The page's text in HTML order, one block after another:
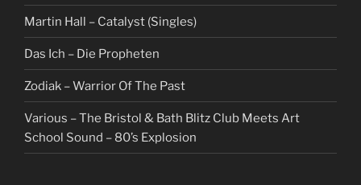
Martin Hall – Catalyst (Singles)
Das Ich – Die Propheten
Zodiak – Warrior Of The Past
Various – The Bristol & Bath Blitz Club Meets Art
School Sound – 80’s Explosion